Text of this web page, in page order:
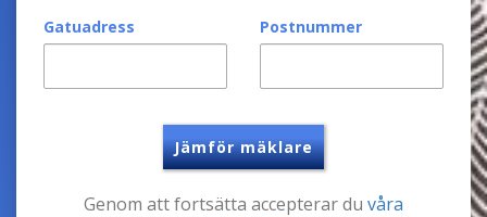
Gatuadress Postnummer
Jämför mäklare
Genom att fortsätta accepterar du våra